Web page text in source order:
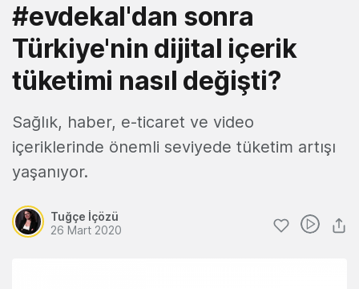
#evdekal'dan sonra
Türkiye'nin dijital içerik
tüketimi nasıl değişti?
Sağlık, haber, e-ticaret ve video
içeriklerinde önemli seviyede tüketim artışı
yaşanıyor.
Tuğçe İçözü
26 Mart 2020